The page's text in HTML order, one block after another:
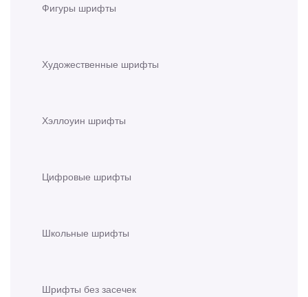
Фигуры шрифты
Художественные шрифты
Хэллоуин шрифты
Цифровые шрифты
Школьные шрифты
Шрифты без засечек